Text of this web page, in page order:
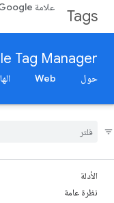
Tags علامة Google
Tag Manager
حول
Web
الأدلة
نظرة عامة